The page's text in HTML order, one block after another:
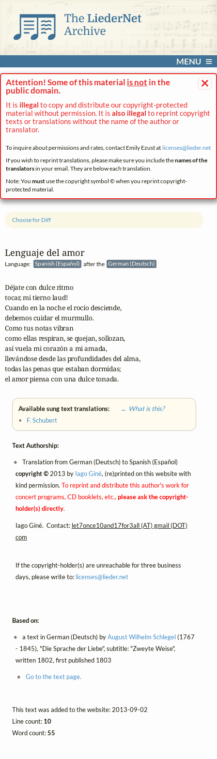
MENU
×
Attention! Some of this material is not in the
public domain.
It is illegal to copy and distribute our copyright-protected
material without permission. It is also illegal to reprint copyright
texts or translations without the name of the author or
translator.
To inquire about permissions and rates, contact Emily Ezust at licenses@lieder.net
If you wish to reprint translations, please make sure you include thenames of the
translatorsin your email. They are below each translation.
Note: You mustuse the copyright symbol © when you reprint copyright-
protected material.
Lenguaje del amor
Language: Spanish (Español) after the German (Deutsch)
Choose for Diff
Déjate con dulce ritmo
tocar, mi tierno laud!
Cuando en la noche el rocío desciende,
debemos cuidar el murmullo.
Como tus notas vibran
como ellas respiran, se quejan, sollozan,
así vuela mi corazón a mi amada,
llevándose desde las profundidades del alma,
todas las penas que estaban dormidas;
el amor piensa con una dulce tonada.
Available sung text translations:
← What is this?
• F. Schubert
Text Authorship:
Translation from German (Deutsch) to Spanish (Español)
copyright ©2013 by Iago Giné, (re)printed on this website with
kind permission. To reprint and distribute this author's work for
concert programs, CD booklets, etc.,please ask the copyright-
holder(s) directly.
Iago Giné. Contact: let7once10and17for3all (AT) gmail (DOT)
com
If the copyright-holder(s) are unreachable for three business
days, please write to: licenses@lieder.net
Based on:
a text in German (Deutsch) byAugust Wilhelm Schlegel(1767
- 1845), "Die Sprache der Liebe", subtitle: "Zweyte Weise",
written 1802, first published 1803
Go to the text page.
This text was added to the website: 2013-09-02
Line count: 10
Word count:55